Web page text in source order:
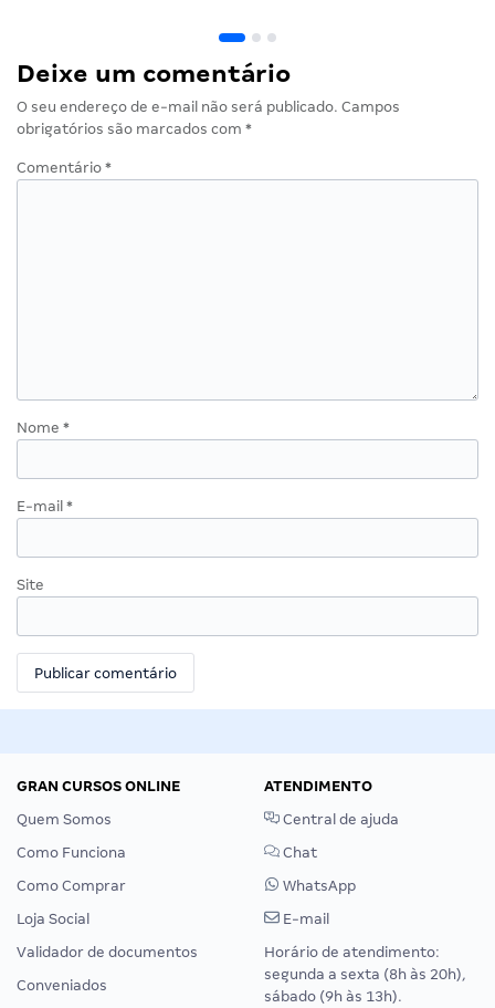
Deixe um comentário
O seu endereço de e-mail não será publicado. Campos
obrigatórios são marcados com *
Comentário *
Nome *
E-mail *
Site
GRAN CURSOS ONLINE
Quem Somos
Como Funciona
Como Comprar
Loja Social
Validador de documentos
Conveniados
ATENDIMENTO
Central de ajuda
Chat
WhatsApp
E-mail
Horário de atendimento:
segunda a sexta (8h às 20h),
sábado (9h às 13h).